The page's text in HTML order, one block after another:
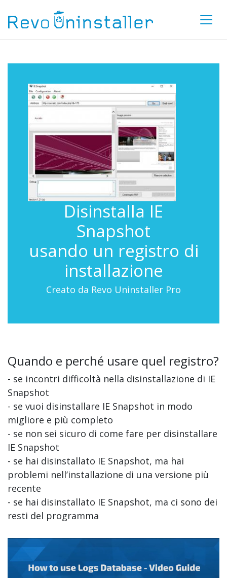
Disinstalla IE
Snapshot
usando un registro di
installazione
Creato da Revo Uninstaller Pro
Quando e perché usare quel registro?
- se incontri difficoltà nella disinstallazione di IE
Snapshot
- se vuoi disinstallare IE Snapshot in modo
migliore e più completo
- se non sei sicuro di come fare per disinstallare
IE Snapshot
- se hai disinstallato IE Snapshot, ma hai
problemi nell’installazione di una versione più
recente
- se hai disinstallato IE Snapshot, ma ci sono dei
resti del programma